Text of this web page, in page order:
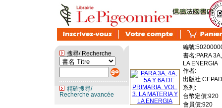
搜尋/ Recherche
精確搜尋/
Recherche avancée
編號
書名:PARA
LA ENERGIA
作者:
出版社
系列:
台幣定價:920
會員價:920